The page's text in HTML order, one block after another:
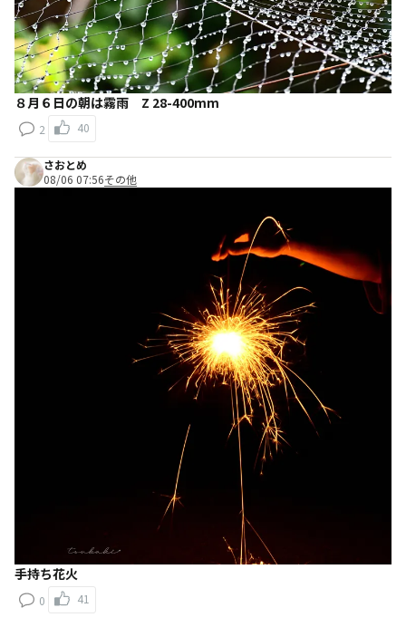
８月６日の朝は霧雨 Z 28-400mm
2 40
さおとめ
08/06 07:56その他
手持ち花火
0 41